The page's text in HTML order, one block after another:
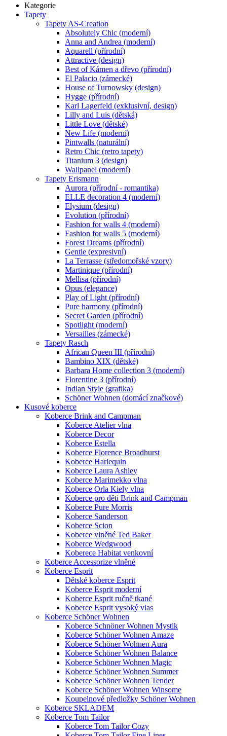
Kategorie
Tapety
Tapety AS-Creation
Absolutely Chic (moderní)
Anna and Andrea (moderní)
Aquarell (přírodní)
Attractive (design)
Best of Kámen a dřevo (přírodní)
El Palacio (zámecké)
House of Turnowsky (design)
Hygge (přírodní)
Karl Lagerfeld (exklusivní, design)
Lilly and Luis (dětská)
Little Love (dětské)
New Life (moderní)
Pintwalls (naturální)
Retro Chic (retro tapety)
Titanium 3 (design)
Wallpanel (moderní)
Tapety Erismann
Aurora (přírodní - romantika)
ELLE decoration 4 (moderní)
Elysium (design)
Evolution (přírodní)
Fashion for walls 4 (moderní)
Fashion for walls 5 (moderní)
Forest Dreams (přírodní)
Gentle (expresivní)
La Terrasse (středomořské vzory)
Martinique (přírodní)
Mellisa (přírodní)
Opus (elegance)
Play of Light (přírodní)
Pure harmony (přírodní)
Secret Garden (přírodní)
Spotlight (moderní)
Versailles (zámecké)
Tapety Rasch
African Queen III (přírodní)
Bambino XIX (dětské)
Barbara Home collection 3 (moderní)
Florentine 3 (přírodní)
Indian Style (grafika)
Schöner Wohnen (domácí značkové)
Kusové koberce
Koberce Brink and Campman
Koberce Atelier vlna
Koberce Decor
Koberce Estella
Koberce Florence Broadhurst
Koberce Harlequin
Koberce Laura Ashley
Koberce Marimekko vlna
Koberce Orla Kiely vlna
Koberce pro děti Brink and Campman
Koberce Pure Morris
Koberce Sanderson
Koberce Scion
Koberce vlněné Ted Baker
Koberce Wedgwood
Koberece Habitat venkovní
Koberce Accessorize vlněné
Koberce Esprit
Dětské koberce Esprit
Koberce Esprit moderní
Koberce Esprit ručně tkané
Koberce Esprit vysoký vlas
Koberce Schöner Wohnen
Koberce Schnöner Wohnen Mystik
Koberce Schöner Wohnen Amaze
Koberce Schöner Wohnen Aura
Koberce Schöner Wohnen Balance
Koberce Schöner Wohnen Magic
Koberce Schöner Wohnen Summer
Koberce Schöner Wohnen Tender
Koberce Schöner Wohnen Winsome
Koupelnové předložky Schöner Wohnen
Koberce SKLADEM
Koberce Tom Tailor
Koberce Tom Tailor Cozy